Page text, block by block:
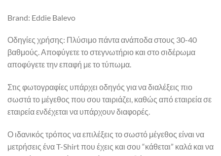
Brand: Eddie Balevo
Οδηγίες χρήσης: Πλύσιμο πάντα ανάποδα στους 30-40
βαθμούς. Αποφύγετε το στεγνωτήριο και στο σιδέρωμα
αποφύγετε την επαφή με το τύπωμα.
Στις φωτογραφίες υπάρχει οδηγός για να διαλέξεις πιο
σωστά το μέγεθος που σου ταιριάζει, καθώς από εταιρεία σε
εταιρεία ενδέχεται να υπάρχουν διαφορές.
Ο ιδανικός τρόπος να επιλέξεις το σωστό μέγεθος είναι να
μετρήσεις ένα T-Shirt που έχεις και σου “κάθεται” καλά και να